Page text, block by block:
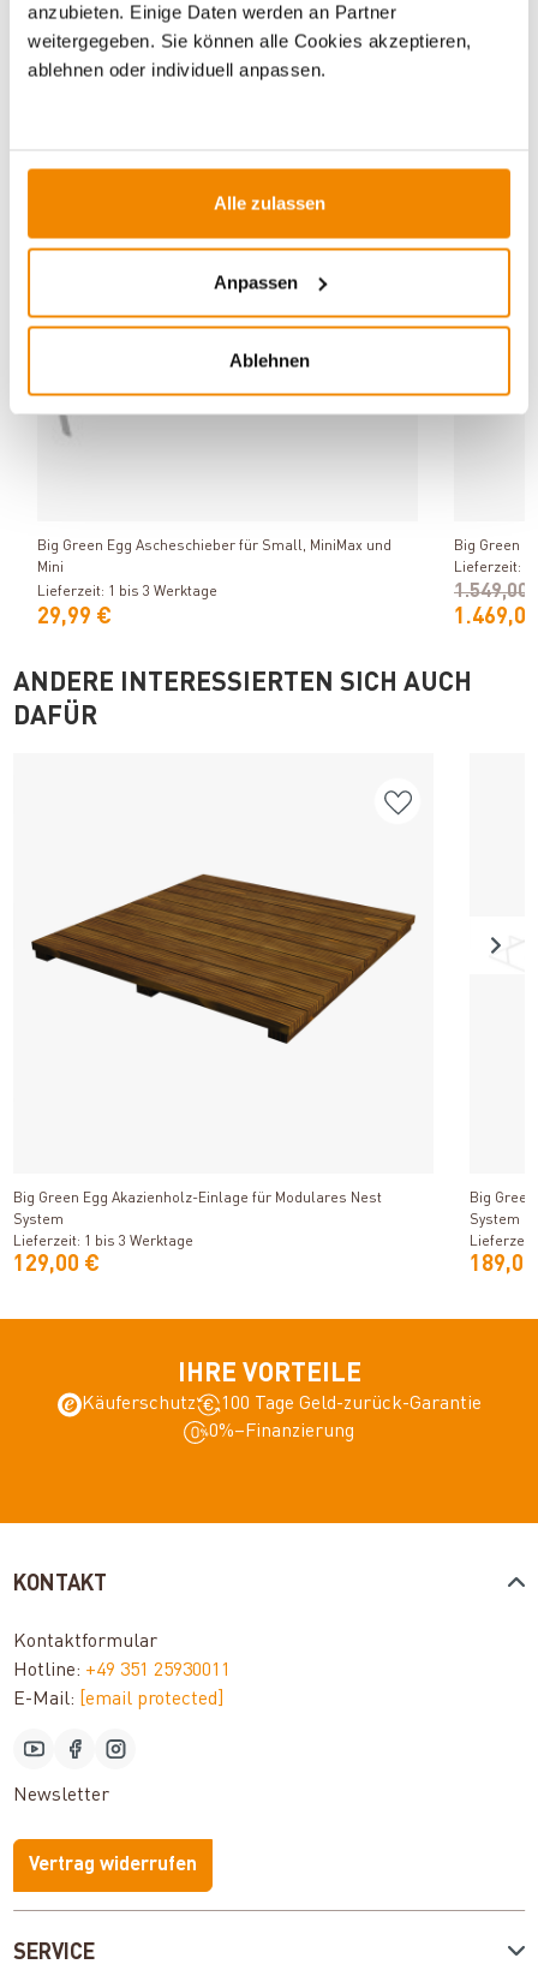
anzubieten. Einige Daten werden an Partner
weitergegeben. Sie können alle Cookies akzeptieren,
ablehnen oder individuell anpassen.
Alle zulassen
Anpassen
Ablehnen
Big Green Egg Ascheschieber für Small, MiniMax und
Mini
Lieferzeit: 1 bis 3 Werktage
29,99 €
Big Green
Lieferzeit: 1
1.549,00
ANDERE INTERESSIERTEN SICH AUCH
DAFÜR
Big Green Egg Akazienholz-Einlage für Modulares Nest
System
Lieferzeit: 1 bis 3 Werktage
129,00 €
Big
System
IHRE VORTEILE
Käuferschutz
100 Tage Geld-zurück-Garantie
0%–Finanzierung
SERVICE
KONTAKT
Kontaktformular
Hotline: +49 351 25930011
E-Mail: [email protected]
Newsletter
Vertrag widerrufen